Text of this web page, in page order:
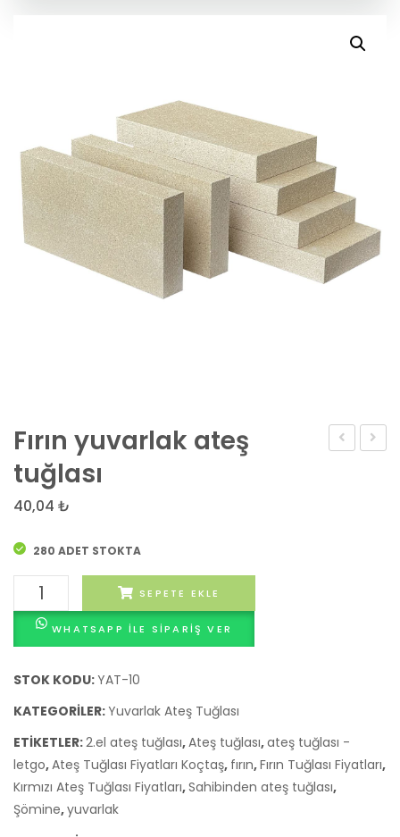
Fırın yuvarlak ateş
tuğlası
40,04 ₺
280 ADET STOKTA
yuvarlak
ateş
adet
SEPETE EKLE
WHATSAPP ILE SIPARIŞ VER
STOK KODU:YAT-10
KATEGORILER:Yuvarlak Ateş Tuğlası
ETIKETLER:2.el ateş tuğlası,Ateş tuğlası,ateş tuğlası -
letgo,Ateş Tuğlası Fiyatları Koçtaş, fırın,Fırın Tuğlası Fiyatları,
Kırmızı Ateş Tuğlası Fiyatları,Sahibinden ateş tuğlası,
Şömine,yuvarlak